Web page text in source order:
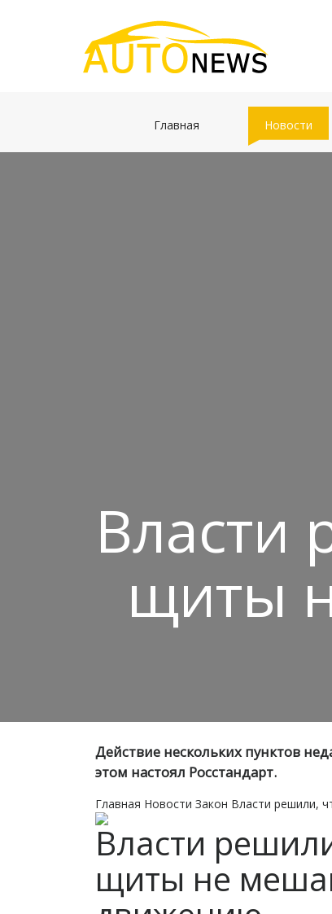
Главная Новости
Власти
щиты
Действие нескольких пунктов
этом настоял Росстандарт.
Главная Новости Закон Власти решили,
Власти
щиты не